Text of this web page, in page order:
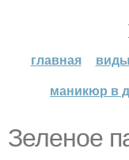
главная
маникюр в
Зеленое